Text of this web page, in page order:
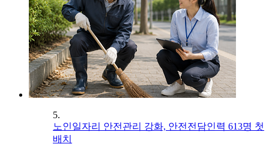
5.
노인일자리 안전관리 강화, 안전전담인력 613명 첫
배치